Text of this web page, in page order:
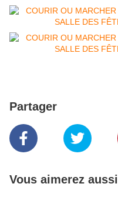
Partager
Vous aimerez aussi